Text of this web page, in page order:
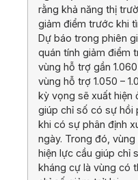
rằng khả năng thị
giảm điểm trước khi
Dự báo trong phiên
quán tính giảm điểm
vùng hỗ trợ gần
vùng hỗ trợ 1.050 –
kỳ vọng sẽ xuất hiện
giúp chỉ số có sự hồi
khi có sự phân định
ngày. Trong đó,
hiện lực cầu giúp chỉ
kháng cự là vùng có